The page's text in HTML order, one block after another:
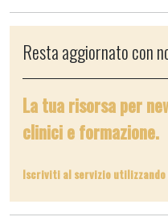
Resta aggiornato con
La tua risorsa per
clinici e formazione.
Iscriviti al servizio